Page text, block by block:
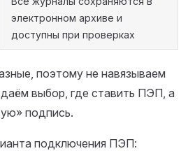
электронном архиве и
доступны при проверках
поэтому не навязываем
выбор, где ставить ПЭП, а
подпись.
подключения ПЭП: